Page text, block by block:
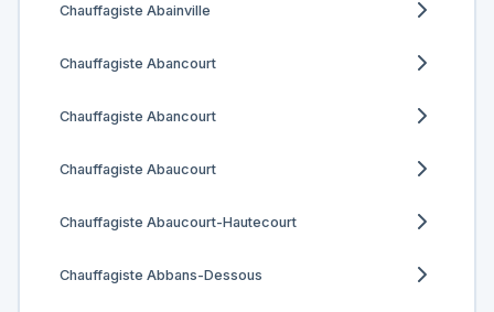
Chauffagiste Abainville
Chauffagiste Abancourt
Chauffagiste Abancourt
Chauffagiste Abaucourt
Chauffagiste Abaucourt-Hautecourt
Chauffagiste Abbans-Dessous